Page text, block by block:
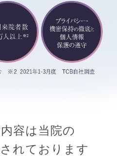
容は当院の
れております